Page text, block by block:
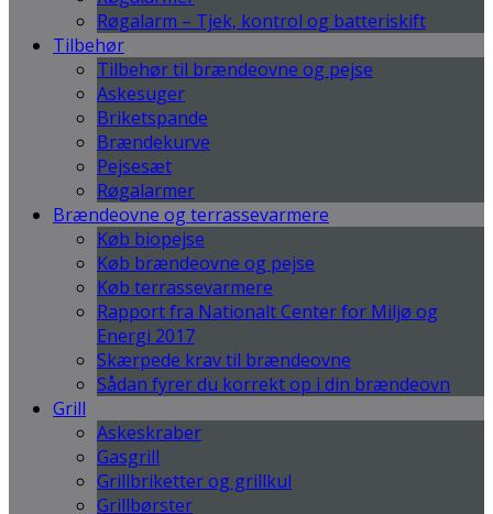
Røgalarm – Tjek, kontrol og batteriskift
Tilbehør
Tilbehør til brændeovne og pejse
Askesuger
Briketspande
Brændekurve
Pejsesæt
Røgalarmer
Brændeovne og terrassevarmere
Køb biopejse
Køb brændeovne og pejse
Køb terrassevarmere
Rapport fra Nationalt Center for Miljø og
Energi 2017
Skærpede krav til brændeovne
Sådan fyrer du korrekt op i din brændeovn
Grill
Askeskraber
Gasgrill
Grillbriketter og grillkul
Grillbørster